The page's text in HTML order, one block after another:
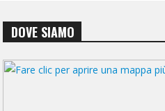
DOVE SIAMO